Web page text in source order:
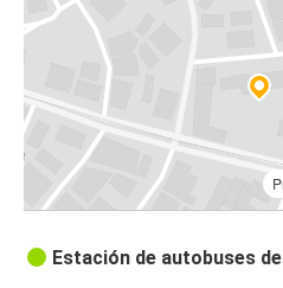
Estación de autobuses